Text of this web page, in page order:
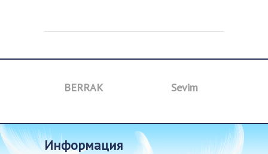
BERRAK Sevim
информация